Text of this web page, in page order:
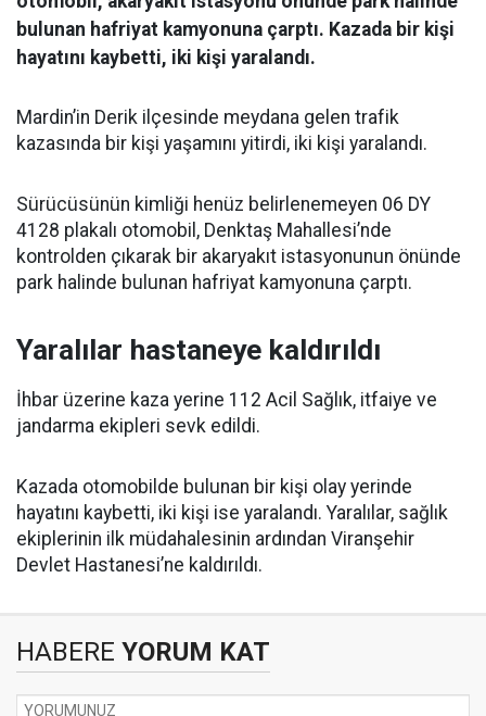
bulunan hafriyat kamyonuna çarptı. Kazada bir kişi
hayatını kaybetti, iki kişi yaralandı.
Mardin’in Derik ilçesinde meydana gelen trafik
kazasında bir kişi yaşamını yitirdi, iki kişi yaralandı.
Sürücüsünün kimliği henüz belirlenemeyen 06 DY
4128 plakalı otomobil, Denktaş Mahallesi’nde
kontrolden çıkarak bir akaryakıt istasyonunun önünde
park halinde bulunan hafriyat kamyonuna çarptı.
Yaralılar hastaneye kaldırıldı
İhbar üzerine kaza yerine 112 Acil Sağlık, itfaiye ve
jandarma ekipleri sevk edildi.
Kazada otomobilde bulunan bir kişi olay yerinde
hayatını kaybetti, iki kişi ise yaralandı. Yaralılar, sağlık
ekiplerinin ilk müdahalesinin ardından Viranşehir
Devlet Hastanesi’ne kaldırıldı.
HABERE YORUM KAT